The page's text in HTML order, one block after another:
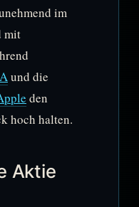
im
mit
und die
den
hoch halten.
Aktie